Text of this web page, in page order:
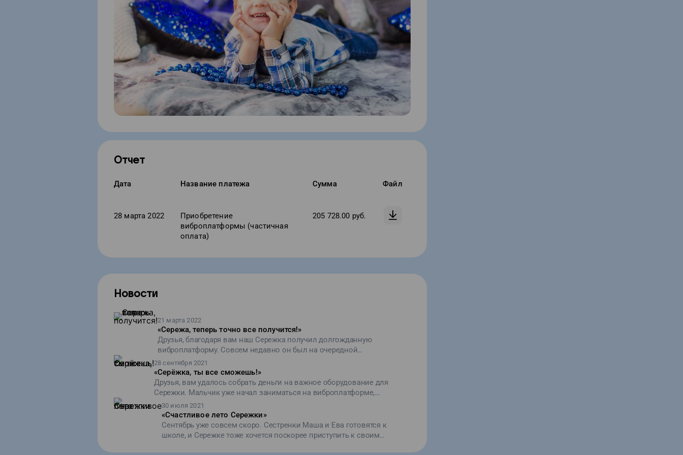
Отчет
Дата Название платежа Сумма Файл
28 марта 2022
Приобретение
виброплатформы (частичная
оплата)
205 728.00 руб.
Новости
21 марта 2022
«Сережа, теперь точно все получится!»
Друзья, благодаря вам наш Сережка получил долгожданную
виброплатформу. Совсем недавно он был на очередной
реабилитации. Там Сережу похвалили и сказали, что они с мамой
идут правильным путем. Все старания не зря. За две недели сила
Сережиных мышц выросла на три балла, ноги окрепли. Верим, что
теперь у него точно все получится! Спасибо за вашу поддержку.
28 сентября 2021
«Серёжка, ты все сможешь!»
Друзья, вам удалось собрать деньги на важное оборудование для
Сережки. Мальчик уже начал заниматься на виброплатформе,
которая поможет ему восстановить навык ходьбы. Семья Сережи
счастлива и благодарна. Приятно осознавать, что в этом огромном
мире ты не остался один на один со своей бедой.
30 июля 2021
«Счастливое лето Сережки»
Сентябрь уже совсем скоро. Сестренки Маша и Ева готовятся к
школе, и Сережке тоже хочется поскорее приступить к своим